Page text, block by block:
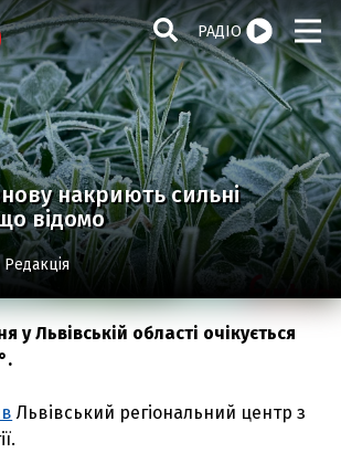
РАДІО
накриють сильні
відомо
Редакція
у Львівській області очікується
Львівський регіональний центр з